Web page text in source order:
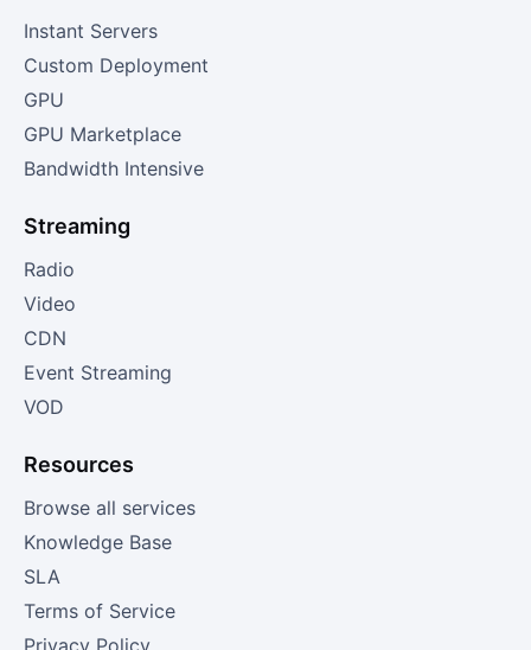
Instant Servers
Custom Deployment
GPU
GPU Marketplace
Bandwidth Intensive
Streaming
Radio
Video
CDN
Event Streaming
VOD
Resources
Browse all services
Knowledge Base
SLA
Terms of Service
Privacy Policy